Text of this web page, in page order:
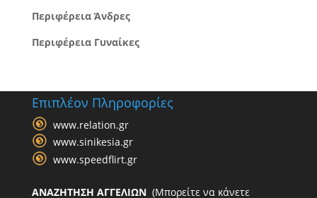
Περιφέρεια Άνδρες
Περιφέρεια Γυναίκες
Επιπλέον Πληροφορίες
www.relation.gr
www.sinikesia.gr
www.speedflirt.gr
ΑΝΑΖΗΤΗΣΗ ΑΓΓΕΛΙΩΝ(Μπορείτε να κάνετε